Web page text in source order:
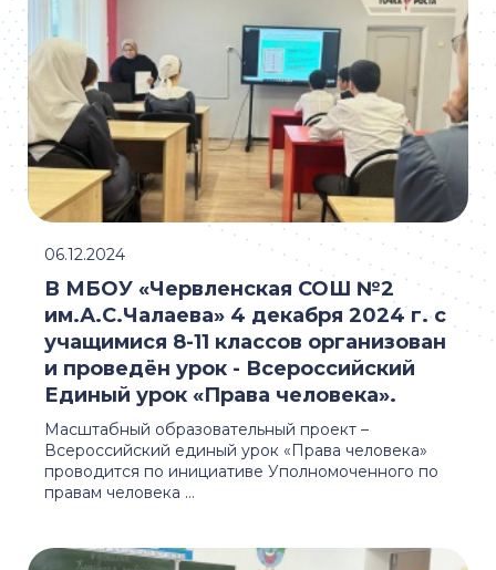
Масштабный образовательный проект –
Всероссийский единый урок «Права человека»
проводится по инициативе Уполномоченного по
правам человека ...
В МБОУ «Червленская СОШ №2
им.А.С.Чалаева» 4 декабря 2024 г. с
учащимися 8-11 классов организован
и проведён урок - Всероссийский
Единый урок «Права человека».
06.12.2024